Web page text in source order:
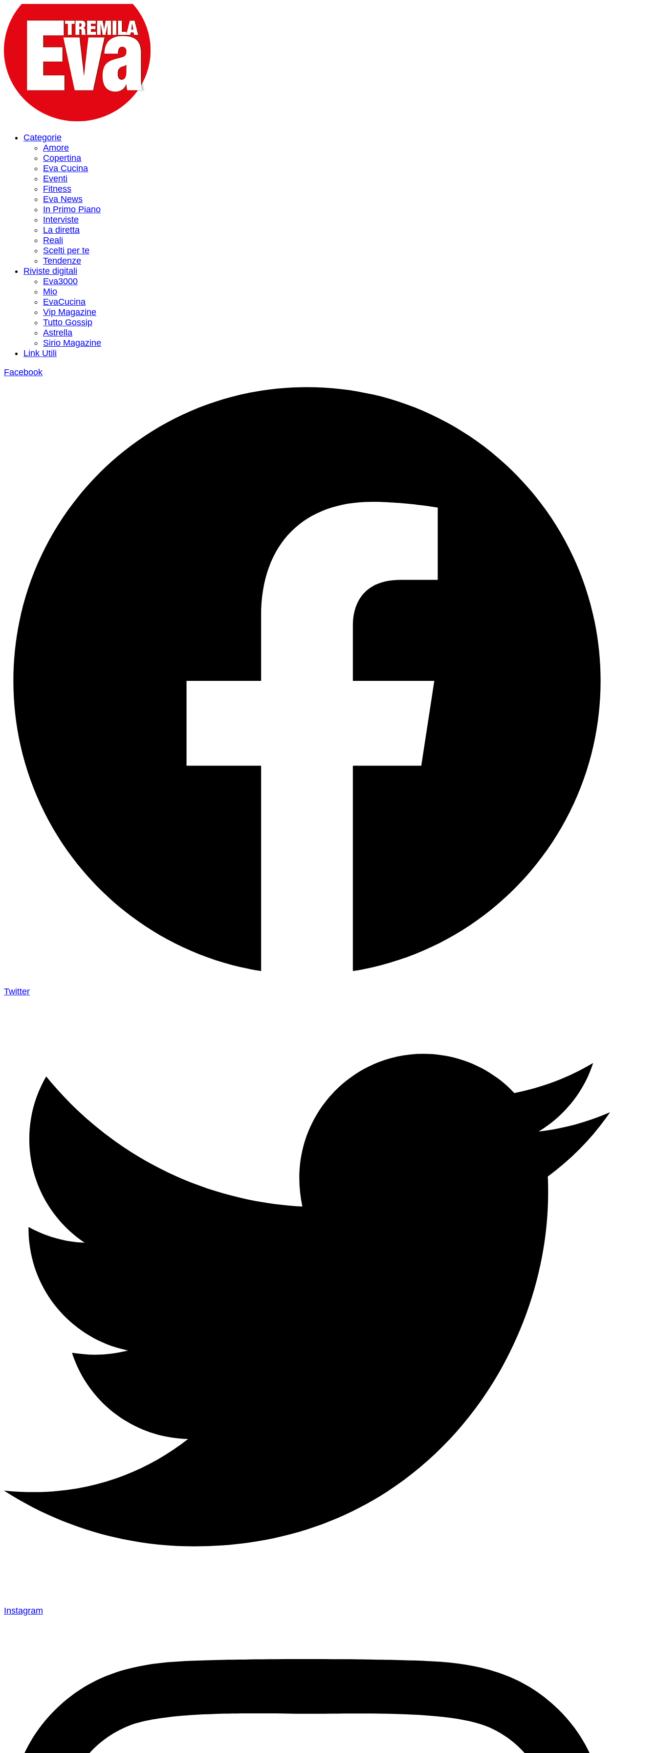
Categorie
Amore
Copertina
Eva Cucina
Eventi
Fitness
Eva News
In Primo Piano
Interviste
La diretta
Reali
Scelti per te
Tendenze
Riviste digitali
Eva3000
Mio
EvaCucina
Vip Magazine
Tutto Gossip
Astrella
Sirio Magazine
Link Utili
Facebook
Twitter
Instagram